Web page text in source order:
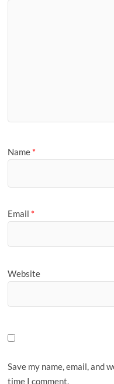
Name *
Email *
Website
Save my name, email, and
time I comment.